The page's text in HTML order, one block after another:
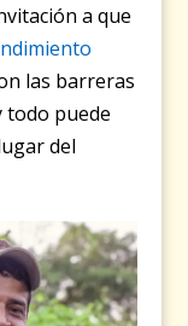
a que
las barreras
todo puede
del